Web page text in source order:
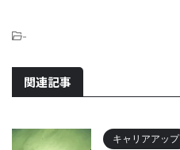
-
関連記事
キャリアアップ